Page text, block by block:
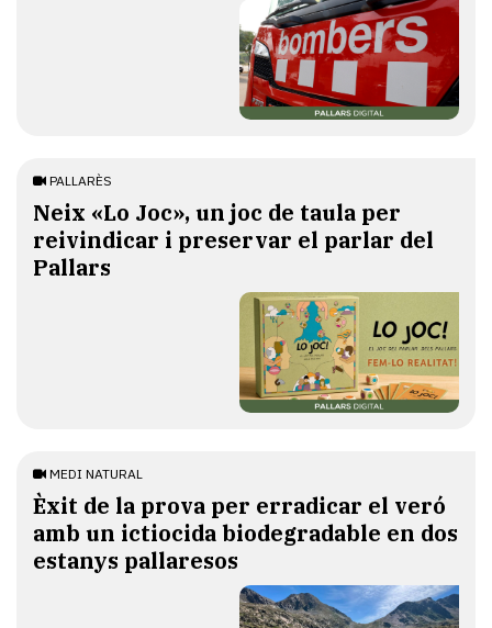
PALLARÈS
​Neix «Lo Joc», un joc de taula per
reivindicar i preservar el parlar del
Pallars
MEDI NATURAL
Èxit de la prova per erradicar el veró
amb un ictiocida biodegradable en dos
estanys pallaresos